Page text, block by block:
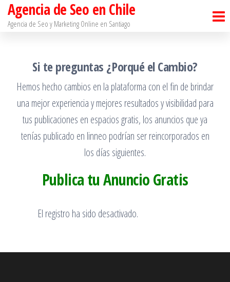
SaltarAgencia de Seo en Chile
Agencia de Seo y Marketing Online en Santiago​
Si te preguntas ¿Porqué el Cambio?
Hemos hecho cambios en la plataforma con el fin de brindar
una mejor experiencia y mejores resultados y visibilidad para
tus publicaciones en espacios gratis, los anuncios que ya
tenías publicado en linneo podrían ser reincorporados en
los días siguientes.
Publica tu Anuncio Gratis
El registro ha sido desactivado.